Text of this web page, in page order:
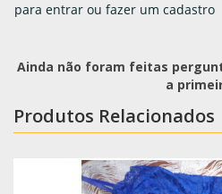
para entrar ou fazer um cadastro
Ainda não foram feitas
a
Produtos Relacionados